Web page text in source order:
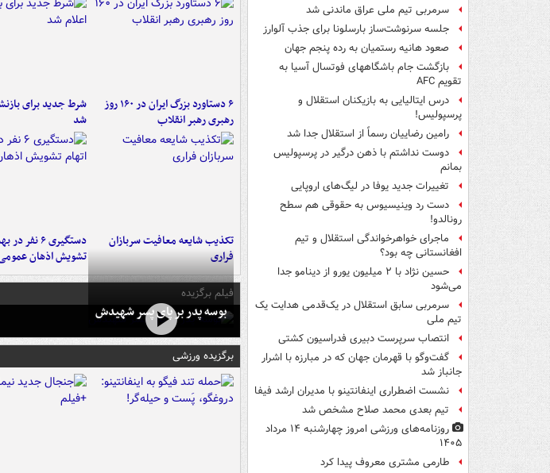
سرمربی تیم ملی عراق ماندنی شد
جلسه سرنوشت‌ساز بارسلونا برای جذب آلوارز
صعود هانیه رستمیان به رده پنجم جهان
بازگشت جام باشگاههای فوتسال آسیا به
تقویم AFC
درس ایتالیایی‌ به بازیکنان استقلال و
پرسپولیس!
رامین رضاییان رسماً از استقلال جدا شد
دوست نداشتم با ذهن درگیر در پرسپولیس
بمانم
تغییرات جدید یوفا در لیگ‌های اروپایی
دست رد وینیسیوس به حقوقی هم سطح
رونالدو!
ماجرای خواهرخواندگی استقلال و تیم
افغانستانی چه بود؟
حسین نژاد با ۲ میلیون یورو از دینامو جدا
می‌شود
سرمربی سابق استقلال در یک‌قدمی هدایت یک
تیم ملی
انتصاب سرپرست دبیری فدراسیون کشتی
گفت‌وگو با قهرمان جهان که در مبارزه با اشرار
جانباز شد
نشست اضطراری اینفانتینو با مدیران ارشد فیفا
تیم بعدی محمد صلاح مشخص شد
روزنامه‌های ورزشی امروز چهارشنبه ۱۴ مرداد
۱۴۰۵
طارمی مشتری معروف پیدا کرد
۶ دستاورد بزرگ ایران در ۱۶۰ روز
رهبری رهبر انقلاب
شرط جدید برای
شد
تکذیب شایعه معافیت سربازان
فراری
دستگیری ۶
تشویش اذهان
فیلم برگزیده
بوسه‌ پدر بر پای پسر شهیدش
برگزیده ورزشی